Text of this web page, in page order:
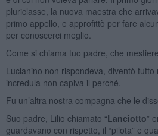
pluriclasse, la nuova maestra che
primo appello, e approfittò per fare
per conoscerci meglio.
Come si chiama tuo padre, che
Lucianino non rispondeva, diventò tutto
incredula non capiva il perché.
Fu un’altra nostra compagna che le
Suo padre, Lilio chiamato “Lanciotto”
guardavano con rispetto, il “pilota” e